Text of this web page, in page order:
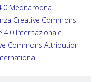
Mednarodna
Creative Commons
Internazionale
Commons Attribution-